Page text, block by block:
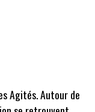
Agités. Autour de